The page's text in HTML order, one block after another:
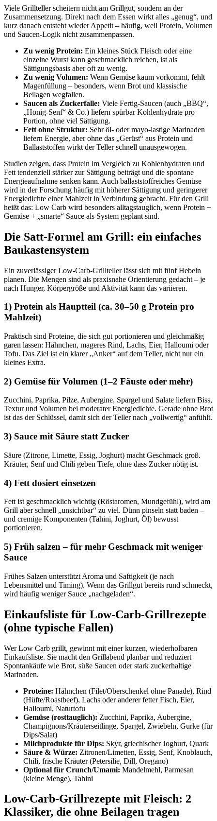
Viele Grillteller scheitern nicht am Grillgut, sondern an der
Zusammensetzung. Direkt nach dem Essen wirkt alles „genug“, und
kurz danach entsteht wieder Appetit – häufig, weil Protein, Volumen
und Saucen-Logik nicht zusammenpassen.
Zu wenig Protein: Ein kleines Stück Fleisch oder eine
einzelne Wurst kann geschmacklich reichen, ist als
Sättigungsbasis aber oft zu wenig.
Zu wenig Volumen: Wenn Gemüse kaum vorkommt, fehlt
Magenfüllung – besonders, wenn Brot und klassische
Beilagen wegfallen.
Saucen als Zuckerfalle: Viele Fertig-Saucen (auch „BBQ“,
„Honig-Senf“ & Co.) liefern spürbar Kohlenhydrate pro
Portion, ohne viel Sättigung.
Fett ohne Struktur: Sehr öl- oder mayo-lastige Marinaden
liefern Energie, aber ohne das „Gerüst“ aus Protein und
Ballaststoffen wirkt der Teller schnell unausgewogen.
Studien zeigen, dass Protein im Vergleich zu Kohlenhydraten und
Fett tendenziell stärker zur Sättigung beiträgt und die spontane
Energieaufnahme senken kann. Auch ballaststoffreiches Gemüse
wird in der Forschung häufig mit höherer Sättigung und geringerer
Energiedichte einer Mahlzeit in Verbindung gebracht. Für den Grill
heißt das: Low Carb wird besonders alltagstauglich, wenn Protein +
Gemüse + „smarte“ Sauce als System geplant sind.
Die Satt-Formel am Grill: ein einfaches
Baukastensystem
Ein zuverlässiger Low-Carb-Grillteller lässt sich mit fünf Hebeln
planen. Die Mengen sind als praxisnahe Orientierung gedacht – je
nach Hunger, Körpergröße und Aktivität kann das variieren.
1) Protein als Hauptteil (ca. 30–50 g Protein pro
Mahlzeit)
Praktisch sind Proteine, die sich gut portionieren und gleichmäßig
garen lassen: Hähnchen, mageres Rind, Lachs, Eier, Halloumi oder
Tofu. Das Ziel ist ein klarer „Anker“ auf dem Teller, nicht nur ein
kleines Extra.
2) Gemüse für Volumen (1–2 Fäuste oder mehr)
Zucchini, Paprika, Pilze, Aubergine, Spargel und Salate liefern Biss,
Textur und Volumen bei moderater Energiedichte. Gerade ohne Brot
ist das der Schlüssel, damit sich der Teller nach „vollwertig“ anfühlt.
3) Sauce mit Säure statt Zucker
Säure (Zitrone, Limette, Essig, Joghurt) macht Geschmack groß.
Kräuter, Senf und Chili geben Tiefe, ohne dass Zucker nötig ist.
4) Fett dosiert einsetzen
Fett ist geschmacklich wichtig (Röstaromen, Mundgefühl), wird am
Grill aber schnell „unsichtbar“ zu viel. Dünn pinseln statt baden –
und cremige Komponenten (Tahini, Joghurt, Öl) bewusst
portionieren.
5) Früh salzen – für mehr Geschmack mit weniger
Sauce
Frühes Salzen unterstützt Aroma und Saftigkeit (je nach
Lebensmittel und Timing). Wenn das Grillgut bereits rund schmeckt,
wird häufig weniger Sauce „nachgeladen“.
Einkaufsliste für Low-Carb-Grillrezepte
(ohne typische Fallen)
Wer Low Carb grillt, gewinnt mit einer kurzen, wiederholbaren
Einkaufsliste. Sie macht den Grillabend planbar und reduziert
Spontankäufe wie Brot, süße Saucen oder stark zuckerhaltige
Marinaden.
Proteine: Hähnchen (Filet/Oberschenkel ohne Panade), Rind
(Hüfte/Roastbeef), Lachs oder anderer fetter Fisch, Eier,
Halloumi, Naturtofu
Gemüse (rosttauglich): Zucchini, Paprika, Aubergine,
Champignons/Kräuterseitlinge, Spargel, Zwiebeln, Gurke (für
Dips/Salat)
Milchprodukte für Dips: Skyr, griechischer Joghurt, Quark
Säure & Würze: Zitronen/Limetten, Essig, Senf, Knoblauch,
Chili, frische Kräuter (Petersilie, Dill, Oregano)
Optional für Crunch/Umami: Mandelmehl, Parmesan
(kleine Menge), Tahini
Low-Carb-Grillrezepte mit Fleisch: 2
Klassiker, die ohne Beilagen tragen